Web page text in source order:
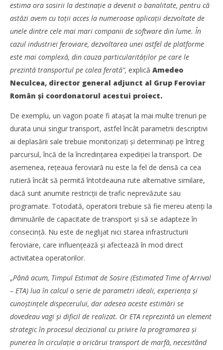
Noua conexiune ferry Batumi–Constanța susține
Negre
Redacția
Cushman & Wakefield Echinox: Cererea de spații
industriale și logistice din România a crescut cu 11% în
S1
estima ora sosirii la destinație a devenit o banalitate, pentru că
astăzi avem cu toții acces la numeroase aplicații dezvoltate de
unele dintre cele mai mari companii de software din lume. În
cazul industriei feroviare, dezvoltarea unei astfel de platforme
este mai complexă, din cauza particularităților pe care le
prezintă transportul pe calea ferată”, explică Amedeo
Neculcea, director general adjunct al Grup Feroviar
Român și coordonatorul acestui proiect.
De exemplu, un vagon poate fi atașat la mai multe trenuri pe
durata unui singur transport, astfel încât parametrii descriptivi
ai deplasării sale trebuie monitorizați și determinați pe întreg
parcursul, încă de la încredințarea expediției la transport. De
asemenea, rețeaua feroviară nu este la fel de densă ca cea
rutieră încât să permită întotdeauna rute alternative similare,
dacă sunt anumite restricții de trafic neprevăzute sau
programate. Totodată, operatorii trebuie să fie mereu atenți la
diminuările de capacitate de transport și să se adapteze în
consecință. Nu este de neglijat nici starea infrastructurii
feroviare, care influențează și afectează în mod direct
activitatea operatorilor.
„Până acum, Timpul Estimat de Sosire (Estimated Time of Arrival
– ETA) lua în calcul o serie de parametri ideali, experiența și
cunoștințele dispecerului, dar adesea aceste estimări se
dovedeau vagi și dificil de realizat. Or ETA reprezintă un element
strategic în procesul decizional cu privire la programarea și
punerea în circulație a oricărui transport de marfă, necesitând